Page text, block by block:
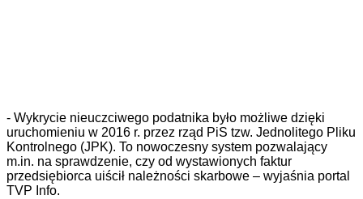
- Wykrycie nieuczciwego podatnika było możliwe dzięki
uruchomieniu w 2016 r. przez rząd PiS tzw. Jednolitego Pliku
Kontrolnego (JPK). To nowoczesny system pozwalający
m.in. na sprawdzenie, czy od wystawionych faktur
przedsiębiorca uiścił należności skarbowe – wyjaśnia portal
TVP Info.